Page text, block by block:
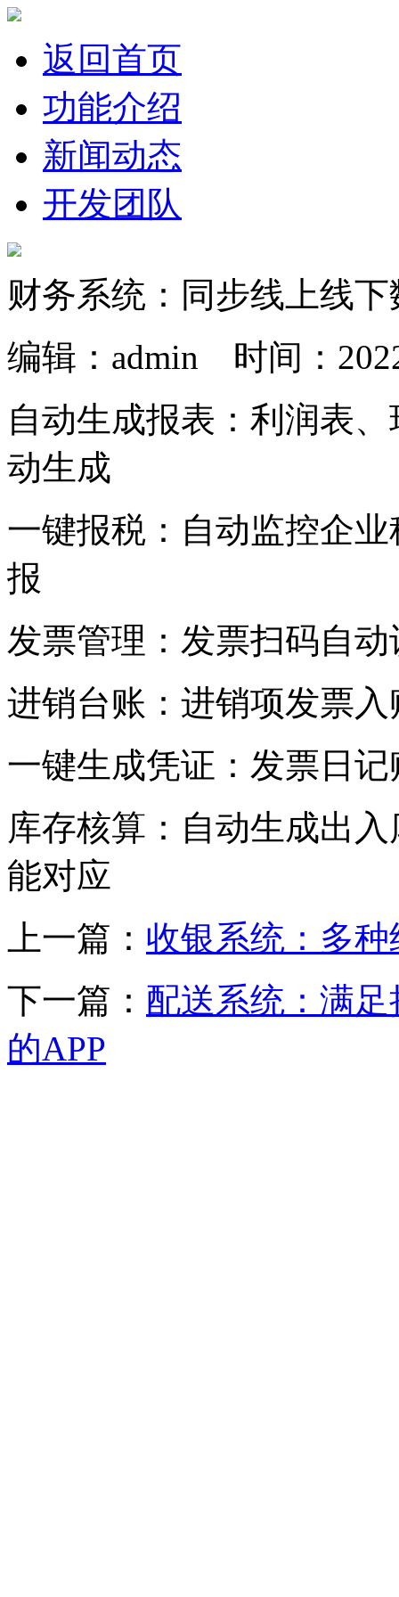
返回首页
功能介绍
新闻动态
开发团队
财务系统：同步线上线
编辑：admin 时间：
自动生成报表：利润表
动生成
一键报税：自动监控企
报
发票管理：发票扫码自
进销台账：进销项发票
一键生成凭证：发票日
库存核算：自动生成出
能对应
上一篇： 收银系统：多
下一篇： 配送系统：满
的APP